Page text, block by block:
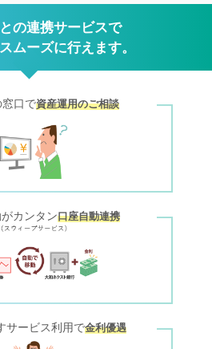
の連携サービスで
ムーズに行えます。
窓口で資産運用のご相談
カンタン口座自動連携
サービス利用で金利優遇